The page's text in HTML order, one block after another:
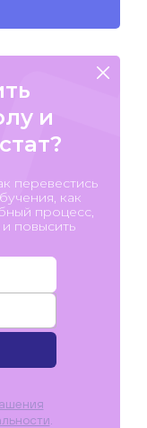
и
перевестись
как
процесс,
повысить